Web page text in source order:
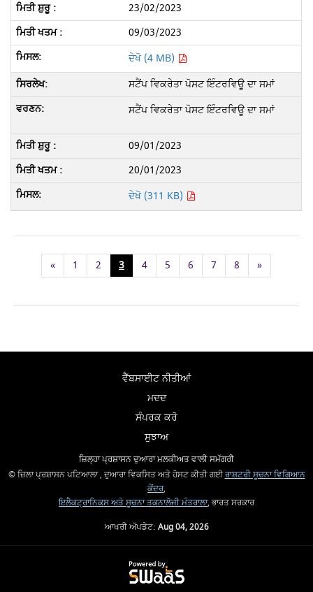
23/02/2023
09/03/2023
ਦੇਖੋ (4 MB)
ਸਟੈਂਪ ਵਿਕਰੇਤਾ ਪੋਸਟ ਇੰਟਰਵਿਊ ਦਾ ਸਮਾਂ
ਸਟੈਂਪ ਵਿਕਰੇਤਾ ਪੋਸਟ ਇੰਟਰਵਿਊ ਦਾ ਸਮਾਂ
09/01/2023
20/01/2023
ਦੇਖੋ (311 KB)
« 1 2 3 4 5 6 7 8 »
ਵੈੱਬਸਾਈਟ ਨੀਤੀਆਂ
ਮਦਦ
ਸੰਪਰਕ ਕਰੋ
ਸੁਝਾਅ
ਜ਼ਿਲ੍ਹਾ ਪ੍ਰਸ਼ਾਸਨ ਦੁਆਰਾ ਮਲਕੀਅਤ ਵਾਲੀ ਸਮੱਗਰੀ
© ਜ਼ਿਲਾ ਪ੍ਰਸ਼ਾਸਨ ਪਟਿਆਲਾ , ਦੁਆਰਾ ਵਿਕਸਿਤ ਅਤੇ ਹੋਸਟ ਕੀਤੀ ਗਈਰਾਸ਼ਟਰੀ ਸੂਚਨਾ ਵਿਗਿਆਨ
ਕੇਂਦਰ,
ਇਲੈਕਟ੍ਰਾਨਿਕਸ ਅਤੇ ਸੂਚਨਾ ਤਕਨਾਲੋਜੀ ਮੰਤਰਾਲਾ, ਭਾਰਤ ਸਰਕਾਰ
ਆਖਰੀ ਅੱਪਡੇਟ: Aug 04, 2026